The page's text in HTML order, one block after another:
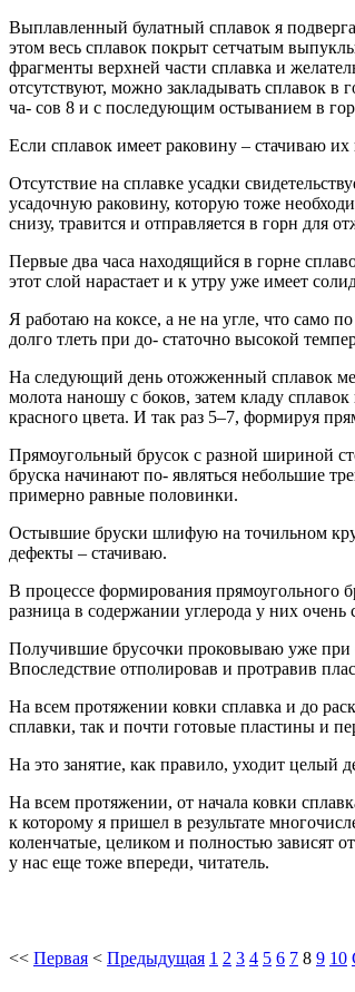
Выплавленный булатный сплавок я
этом весь сплавок покрыт сетчатым
фрагменты верхней части сплавка и
отсутствуют, можно закладывать сплавок
ча- сов 8 и с последующим остыванием в
Если сплавок имеет раковину – стачиваю их
Отсутствие на сплавке усадки
усадочную раковину, которую тоже
снизу, травится и отправляется в горн для
Первые два часа находящийся в горне
этот слой нарастает и к утру уже имеет
Я работаю на коксе, а не на угле, что само
долго тлеть при до- статочно высокой
На следующий день отожженный сплавок
молота наношу с боков, затем кладу
красного цвета. И так раз 5–7, формируя
Прямоугольный брусок с разной шириной
бруска начинают по- являться небольшие
примерно равные половинки.
Остывшие бруски шлифую на точильном
дефекты – стачиваю.
В процессе формирования
разница в содержании углерода у них очень
Получившие брусочки проковываю уже при
Впоследствие отполировав и протравив
На всем протяжении ковки сплавка и до
сплавки, так и почти готовые пластины и
На это занятие, как правило, уходит целый
На всем протяжении, от начала ковки
к которому я пришел в результате
коленчатые, целиком и полностью зависят
у нас еще тоже впереди, читатель.
<< Первая < Предыдущая 1 2 3 4 5 6 7 8 9 10